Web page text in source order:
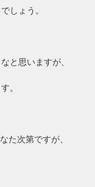
しょう。
と思いますが、
。
た次第ですが、